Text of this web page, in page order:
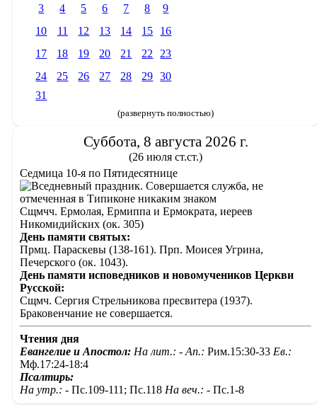
3
4 5 6 7 8
9
10
11 12 13 14 15
16
17
18 19 20 21 22
23
24
25 26 27 28 29
30
31
(развернуть полностью)
Суббота, 8 августа 2026 г.
(26 июля ст.ст.)
Седмица 10-я по Пятидесятнице
Сщмчч. Ермолая, Ермиппа и Ермократа, иереев
Никомидийских (ок. 305)
День памяти святых:
Прмц. Параскевы (138-161). Прп. Моисея Угрина,
Печерского (ок. 1043).
День памяти исповедников и новомучеников Церкви
Русской:
Сщмч. Сергия Стрельникова пресвитера (1937).
Браковенчание не совершается.
Чтения дня
Евангелие и Апостол: На лит.: - Ап.: Рим.15:30-33 Ев.:
Мф.17:24-18:4
Псалтирь:
На утр.: - Пс.109-111; Пс.118 На веч.: - Пс.1-8